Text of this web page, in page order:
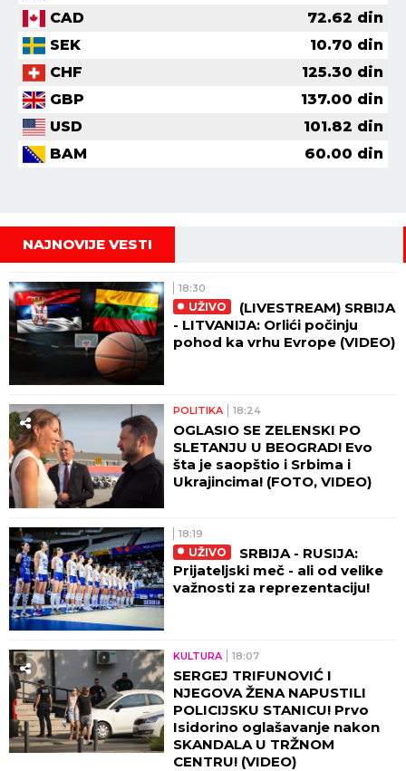
CAD
72.62 din
SEK
10.70 din
CHF
125.30 din
GBP
137.00 din
USD
101.82 din
BAM
60.00 din
NAJNOVIJE VESTI
18:30
UŽIVO
(LIVESTREAM) SRBIJA
- LITVANIJA: Orlići počinju
pohod ka vrhu Evrope (VIDEO)
POLITIKA 18:24
OGLASIO SE ZELENSKI PO
SLETANJU U BEOGRAD! Evo
šta je saopštio i Srbima i
Ukrajincima! (FOTO, VIDEO)
18:19
UŽIVO
SRBIJA - RUSIJA:
Prijateljski meč - ali od velike
važnosti za reprezentaciju!
KULTURA 18:07
SERGEJ TRIFUNOVIĆ I
NJEGOVA ŽENA NAPUSTILI
POLICIJSKU STANICU! Prvo
Isidorino oglašavanje nakon
SKANDALA U TRŽNOM
CENTRU! (VIDEO)